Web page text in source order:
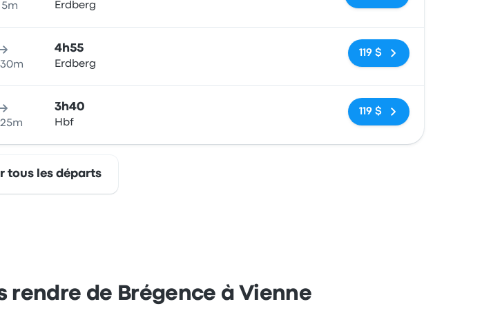
Erdberg
4h55
Erdberg
Pas de balises
119 $
3h40
Hbf
Pas de balises
119 $
tous les départs
rendre de Brégence à Vienne